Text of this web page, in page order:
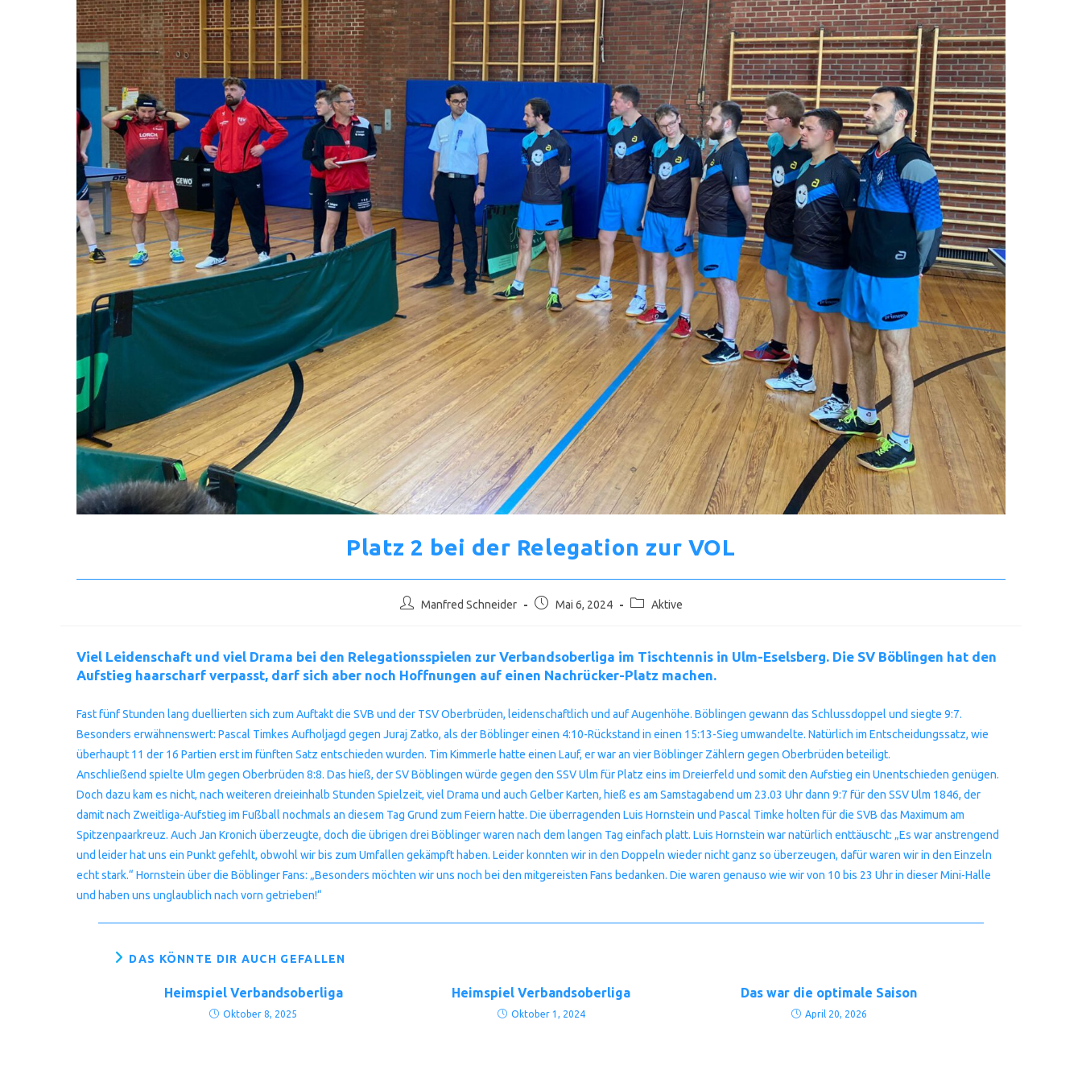
Platz 2 bei der Relegation zur VOL
Beitrags-Manfred Schneider
BeitragMai 6, 2024
Beitrags-
Aktive
Viel Leidenschaft und viel Drama bei den Relegationsspielen zur Verbandsoberliga im Tischtennis in Ulm-Eselsberg. Die SV Böblingen hat den
Aufstieg haarscharf verpasst, darf sich aber noch Hoffnungen auf einen Nachrücker-Platz machen.
Fast fünf Stunden lang duellierten sich zum Auftakt die SVB und der TSV Oberbrüden, leidenschaftlich und auf Augenhöhe. Böblingen gewann das Schlussdoppel und siegte 9:7.
Besonders erwähnenswert: Pascal Timkes Aufholjagd gegen Juraj Zatko, als der Böblinger einen 4:10-Rückstand in einen 15:13-Sieg umwandelte. Natürlich im Entscheidungssatz, wie
überhaupt 11 der 16 Partien erst im fünften Satz entschieden wurden. Tim Kimmerle hatte einen Lauf, er war an vier Böblinger Zählern gegen Oberbrüden beteiligt.
Anschließend spielte Ulm gegen Oberbrüden 8:8. Das hieß, der SV Böblingen würde gegen den SSV Ulm für Platz eins im Dreierfeld und somit den Aufstieg ein Unentschieden genügen.
Doch dazu kam es nicht, nach weiteren dreieinhalb Stunden Spielzeit, viel Drama und auch Gelber Karten, hieß es am Samstagabend um 23.03 Uhr dann 9:7 für den SSV Ulm 1846, der
damit nach Zweitliga-Aufstieg im Fußball nochmals an diesem Tag Grund zum Feiern hatte. Die überragenden Luis Hornstein und Pascal Timke holten für die SVB das Maximum am
Spitzenpaarkreuz. Auch Jan Kronich überzeugte, doch die übrigen drei Böblinger waren nach dem langen Tag einfach platt. Luis Hornstein war natürlich enttäuscht: „Es war anstrengend
und leider hat uns ein Punkt gefehlt, obwohl wir bis zum Umfallen gekämpft haben. Leider konnten wir in den Doppeln wieder nicht ganz so überzeugen, dafür waren wir in den Einzeln
echt stark.“ Hornstein über die Böblinger Fans: „Besonders möchten wir uns noch bei den mitgereisten Fans bedanken. Die waren genauso wie wir von 10 bis 23 Uhr in dieser Mini-Halle
und haben uns unglaublich nach vorn getrieben!“
DAS KÖNNTE DIR AUCH GEFALLEN
Heimspiel Verbandsoberliga
Oktober 8, 2025
Heimspiel Verbandsoberliga
Oktober 1, 2024
Das war die optimale Saison
April 20, 2026